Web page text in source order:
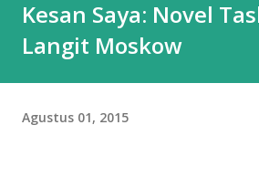
Kesan Saya: Novel
Langit Moskow
Agustus 01, 2015